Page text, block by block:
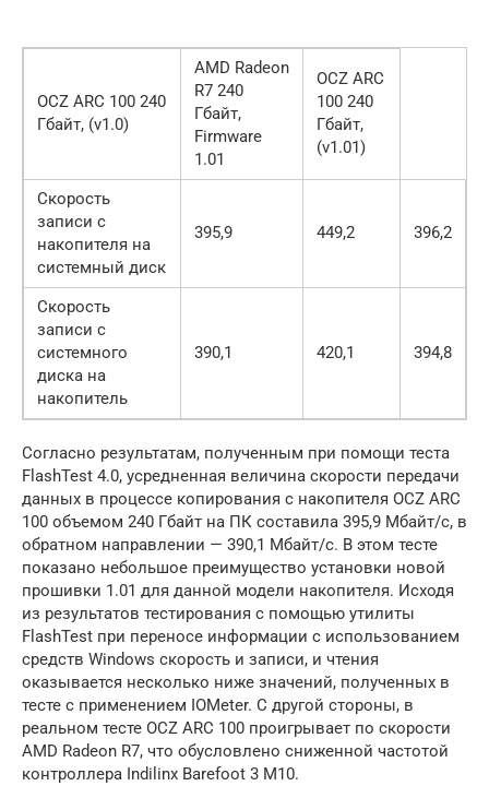
OCZ ARC 100 240
Гбайт, (v1.0)
AMD Radeon
R7 240
Гбайт,
Firmware
1.01
OCZ ARC
100 240
Гбайт,
(v1.01)
Скорость
записи с
накопителя на
системный диск
395,9 449,2 396,2
Скорость
записи с
системного
диска на
накопитель
390,1 420,1 394,8
Согласно результатам, полученным при помощи теста
FlashTest 4.0, усредненная величина скорости передачи
данных в процессе копирования с накопителя OCZ ARC
100 объемом 240 Гбайт на ПК составила 395,9 Мбайт/с, в
обратном направлении — 390,1 Мбайт/с. В этом тесте
показано небольшое преимущество установки новой
прошивки 1.01 для данной модели накопителя. Исходя
из результатов тестирования с помощью утилиты
FlashTest при переносе информации с использованием
средств Windows скорость и записи, и чтения
оказывается несколько ниже значений, полученных в
тесте с применением IOMeter. С другой стороны, в
реальном тесте OCZ ARC 100 проигрывает по скорости
AMD Radeon R7, что обусловлено сниженной частотой
контроллера Indilinx Barefoot 3 M10.